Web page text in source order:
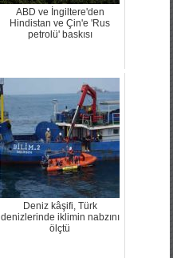
ABD ve İngiltere'den
Hindistan ve Çin'e 'Rus
petrolü' baskısı
Deniz kâşifi, Türk
denizlerinde iklimin nabzını
ölçtü